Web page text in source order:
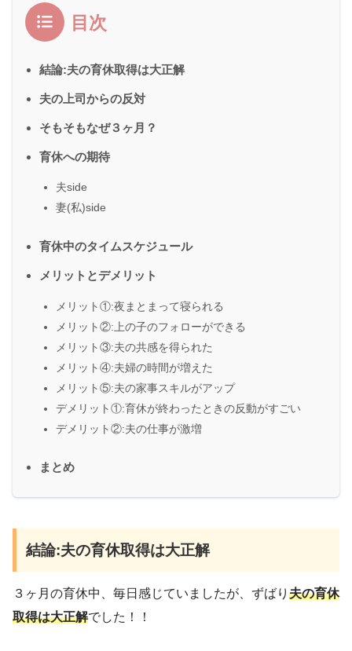
目次
結論:夫の育休取得は大正解
夫の上司からの反対
そもそもなぜ３ヶ月？
育休への期待
夫side
妻(私)side
育休中のタイムスケジュール
メリットとデメリット
メリット①:夜まとまって寝られる
メリット②:上の子のフォローができる
メリット③:夫の共感を得られた
メリット④:夫婦の時間が増えた
メリット⑤:夫の家事スキルがアップ
デメリット①:育休が終わったときの反動がすごい
デメリット②:夫の仕事が激増
まとめ
結論:夫の育休取得は大正解
３ヶ月の育休中、毎日感じていましたが、ずばり 夫の育休
取得は大正解でした！！